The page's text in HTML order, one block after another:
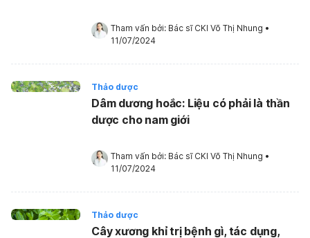
Tham vấn bởi: Bác sĩ CKI Võ Thị Nhung •
11/07/2024
Thảo dược
Dâm dương hoắc: Liệu có phải là thần
dược cho nam giới
Tham vấn bởi: Bác sĩ CKI Võ Thị Nhung •
11/07/2024
Thảo dược
Cây xương khỉ trị bệnh gì, tác dụng,